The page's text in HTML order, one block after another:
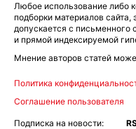
Любое использование либо
подборки материалов
допускается с письменного
и прямой индексируемой
Мнение авторов статей
Политика
Соглашение пользователя
Подписка на новости: